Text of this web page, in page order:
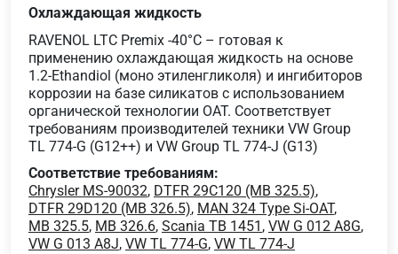
Охлаждающая жидкость
RAVENOL LTC Premix -40°C – готовая к
применению охлаждающая жидкость на основе
1.2-Ethandiol (моно этиленгликоля) и ингибиторов
коррозии на базе силикатов с использованием
органической технологии OAT. Соответствует
требованиям производителей техники VW Group
TL 774-G (G12++) и VW Group TL 774-J (G13)
Соответствие требованиям:
Chrysler MS-90032, DTFR 29C120 (MB 325.5),
DTFR 29D120 (MB 326.5), MAN 324 Type Si-OAT,
MB 325.5, MB 326.6, Scania TB 1451 , VW G 012 A8G,
VW G 013 A8J, VW TL 774-G, VW TL 774-J